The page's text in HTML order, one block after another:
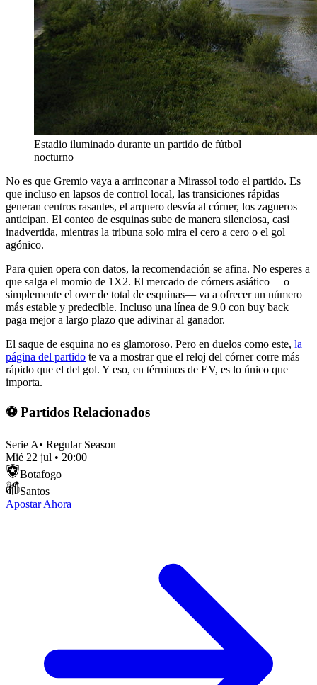
Estadio iluminado durante un partido de fútbol
nocturno
No es que Gremio vaya a arrinconar a Mirassol todo el partido. Es
que incluso en lapsos de control local, las transiciones rápidas
generan centros rasantes, el arquero desvía al córner, los zagueros
anticipan. El conteo de esquinas sube de manera silenciosa, casi
inadvertida, mientras la tribuna solo mira el cero a cero o el gol
agónico.
Para quien opera con datos, la recomendación se afina. No esperes a
que salga el momio de 1X2. El mercado de córners asiático —o
simplemente el over de total de esquinas— va a ofrecer un número
más estable y predecible. Incluso una línea de 9.0 con buy back
paga mejor a largo plazo que adivinar al ganador.
El saque de esquina no es glamoroso. Pero en duelos como este, la
página del partido te va a mostrar que el reloj del córner corre más
rápido que el del gol. Y eso, en términos de EV, es lo único que
importa.
⚽ Partidos Relacionados
Serie A• Regular Season
Mié 22 jul • 20:00
Botafogo
Santos
Apostar Ahora